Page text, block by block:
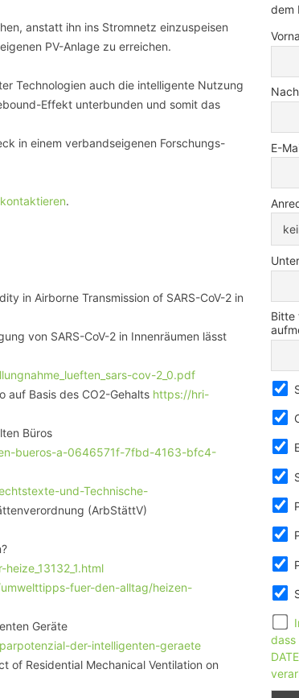
anstatt ihn ins Stromnetz einzuspeisen
PV-Anlage zu erreichen.
Technologien auch die intelligente Nutzung
Effekt unterbunden und somit das
in einem verbandseigenen Forschungs-
kontaktieren.
in Airborne Transmission of SARS-CoV-2 in
von SARS-CoV-2 in Innenräumen lässt
cov-2_0.pdf
auf Basis des CO2-Gehalts https://hri-
Büros
bueros-a-0646571f-7fbd-4163-bfc4-
und-Technische-
(ArbStättV)
fuer-den-alltag/heizen-
Geräte
der-intelligenten-geraete
of Residential Mechanical Ventilation on
dem
E-
Bitte
dass